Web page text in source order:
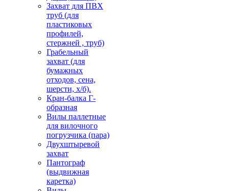
Захват для ПВХ
труб (для
пластиковых
профилей,
стержней , труб)
Грабельный
захват (для
бумажных
отходов, сена,
шерсти, х/б).
Кран-балка Г-
образная
Вилы паллетные
для вилочного
погрузчика (пара)
Двухштыревой
захват
Пантограф
(выдвижная
каретка)